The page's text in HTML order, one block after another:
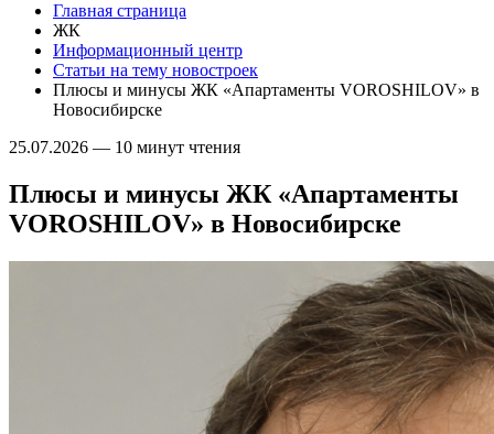
Главная страница
ЖК
Информационный центр
Статьи на тему новостроек
Плюсы и минусы ЖК «Апартаменты VOROSHILOV» в
Новосибирске
25.07.2026 — 10 минут чтения
Плюсы и минусы ЖК «Апартаменты
VOROSHILOV» в Новосибирске